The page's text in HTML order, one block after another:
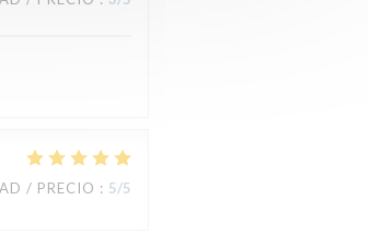
/ PRECIO : 5/5